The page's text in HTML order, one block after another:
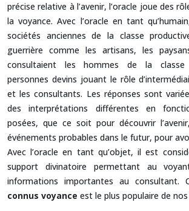
précise relative à l’avenir, l’oracle joue des
la voyance. Avec l’oracle en tant
sociétés anciennes de la classe
guerrière comme les artisans, les
consultaient les hommes de la classe
personnes devins jouant le rôle
et les consultants. Les réponses sont
des interprétations différentes en
posées, que ce soit pour découvrir
événements probables dans le futur, pour
Avec l’oracle en tant qu’objet, il est
support divinatoire permettant au
informations importantes au consultant.
connus voyance est le plus populaire de